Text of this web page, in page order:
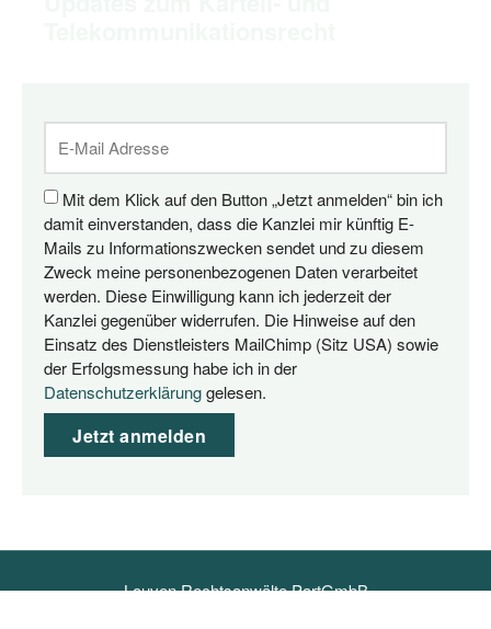
Mit dem Klick auf den Button „Jetzt anmelden“ bin ich
damit einverstanden, dass die Kanzlei mir künftig E-
Mails zu Informationszwecken sendet und zu diesem
Zweck meine personenbezogenen Daten verarbeitet
werden. Diese Einwilligung kann ich jederzeit der
Kanzlei gegenüber widerrufen. Die Hinweise auf den
Einsatz des Dienstleisters MailChimp (Sitz USA) sowie
der Erfolgsmessung habe ich in der
Datenschutzerklärunggelesen.
Jetzt anmelden
Louven Rechtsanwälte PartGmbB